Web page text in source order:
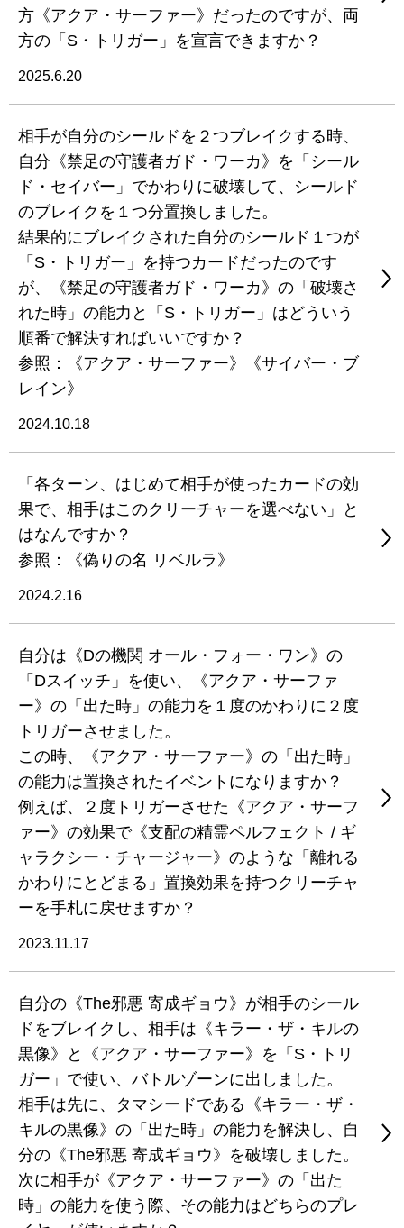
方《アクア・サーファー》だったのですが、両
方の「S・トリガー」を宣言できますか？
2025.6.20
相手が自分のシールドを２つブレイクする時、
自分《禁足の守護者ガド・ワーカ》を「シール
ド・セイバー」でかわりに破壊して、シールド
のブレイクを１つ分置換しました。
結果的にブレイクされた自分のシールド１つが
「S・トリガー」を持つカードだったのです
が、《禁足の守護者ガド・ワーカ》の「破壊さ
れた時」の能力と「S・トリガー」はどういう
順番で解決すればいいですか？
参照：《アクア・サーファー》《サイバー・ブ
レイン》
2024.10.18
「各ターン、はじめて相手が使ったカードの効
果で、相手はこのクリーチャーを選べない」と
はなんですか？
参照：《偽りの名 リベルラ》
2024.2.16
自分は《Dの機関 オール・フォー・ワン》の
「Dスイッチ」を使い、《アクア・サーファ
ー》の「出た時」の能力を１度のかわりに２度
トリガーさせました。
この時、《アクア・サーファー》の「出た時」
の能力は置換されたイベントになりますか？
例えば、２度トリガーさせた《アクア・サーフ
ァー》の効果で《支配の精霊ペルフェクト / ギ
ャラクシー・チャージャー》のような「離れる
かわりにとどまる」置換効果を持つクリーチャ
ーを手札に戻せますか？
2023.11.17
自分の《The邪悪 寄成ギョウ》が相手のシール
ドをブレイクし、相手は《キラー・ザ・キルの
黒像》と《アクア・サーファー》を「S・トリ
ガー」で使い、バトルゾーンに出しました。
相手は先に、タマシードである《キラー・ザ・
キルの黒像》の「出た時」の能力を解決し、自
分の《The邪悪 寄成ギョウ》を破壊しました。
次に相手が《アクア・サーファー》の「出た
時」の能力を使う際、その能力はどちらのプレ